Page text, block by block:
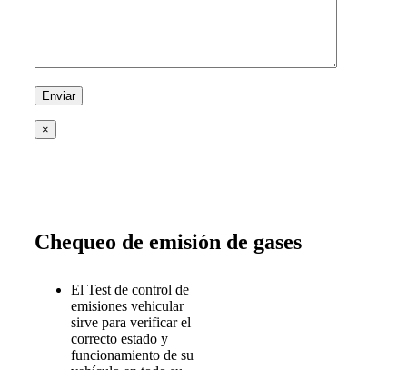
×
Chequeo de emisión de gases
El Test de control de
emisiones vehicular
sirve para verificar el
correcto estado y
funcionamiento de su